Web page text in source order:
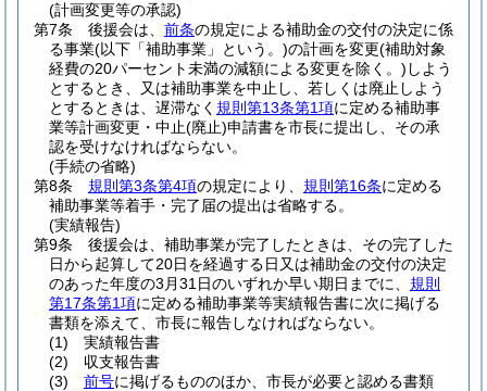
(計画変更等の承認)
第7条
後援会は、 前条の規定による補助金の交付の決定に係
る事業(以下「補助事業」という。)の計画を変更(補助対象
経費の20パーセント未満の減額による変更を除く。) しよう
とするとき、又は補助事業を中止し、若しくは廃止しよう
とするときは、遅滞なく 規則第13条第1項に定める補助事
業等計画変更・中止(廃止)申請書を市長に提出し、その承
認を受けなければならない。
(手続の省略)
第8条
規則第3条第4項の規定により、 規則第16条に定める
補助事業等着手・完了届の提出は省略する。
(実績報告)
第9条
後援会は、補助事業が完了したときは、その完了した
日から起算して20日を経過する日又は補助金の交付の決定
のあった年度の3月31日のいずれか早い期日までに、 規則
第17条第1項に定める補助事業等実績報告書に次に掲げる
書類を添えて、市長に報告しなければならない。
(1)
実績報告書
(2)
収支報告書
(3)
前号に掲げるもののほか、市長が必要と認める書類